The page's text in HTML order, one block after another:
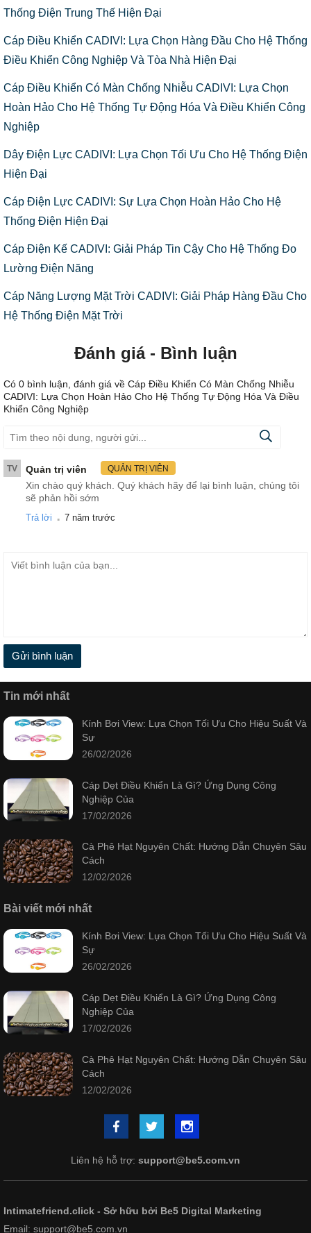
Thống Điện Trung Thế Hiện Đại
Cáp Điều Khiển CADIVI: Lựa Chọn Hàng Đầu Cho Hệ Thống
Điều Khiển Công Nghiệp Và Tòa Nhà Hiện Đại
Cáp Điều Khiển Có Màn Chống Nhiễu CADIVI: Lựa Chọn
Hoàn Hảo Cho Hệ Thống Tự Động Hóa Và Điều Khiển Công
Nghiệp
Dây Điện Lực CADIVI: Lựa Chọn Tối Ưu Cho Hệ Thống Điện
Hiện Đại
Cáp Điện Lực CADIVI: Sự Lựa Chọn Hoàn Hảo Cho Hệ
Thống Điện Hiện Đại
Cáp Điện Kế CADIVI: Giải Pháp Tin Cậy Cho Hệ Thống Đo
Lường Điện Năng
Cáp Năng Lượng Mặt Trời CADIVI: Giải Pháp Hàng Đầu Cho
Hệ Thống Điện Mặt Trời
Đánh giá - Bình luận
Có 0 bình luận, đánh giá về Cáp Điều Khiển Có Màn Chống Nhiễu
CADIVI: Lựa Chọn Hoàn Hảo Cho Hệ Thống Tự Động Hóa Và Điều
Khiển Công Nghiệp
TV Quản trị viên QUẢN TRỊ VIÊN
Xin chào quý khách. Quý khách hãy để lại bình luận, chúng tôi
sẽ phản hồi sớm
Trả lời . 7 năm trước
Gửi bình luận
Tin mới nhất
Kính Bơi View: Lựa Chọn Tối Ưu Cho Hiệu Suất Và
Sự
26/02/2026
Cáp Dẹt Điều Khiển Là Gì? Ứng Dụng Công
Nghiệp Của
17/02/2026
Cà Phê Hạt Nguyên Chất: Hướng Dẫn Chuyên Sâu
Cách
12/02/2026
Bài viết mới nhất
Kính Bơi View: Lựa Chọn Tối Ưu Cho Hiệu Suất Và
Sự
26/02/2026
Cáp Dẹt Điều Khiển Là Gì? Ứng Dụng Công
Nghiệp Của
17/02/2026
Cà Phê Hạt Nguyên Chất: Hướng Dẫn Chuyên Sâu
Cách
12/02/2026
Liên hệ hỗ trợ: support@be5.com.vn
Intimatefriend.click - Sở hữu bởi Be5 Digital Marketing
Email: support@be5.com.vn